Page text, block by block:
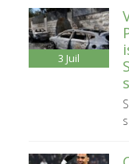
3 Juil